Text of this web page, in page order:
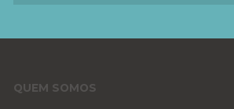
QUEM SOMOS